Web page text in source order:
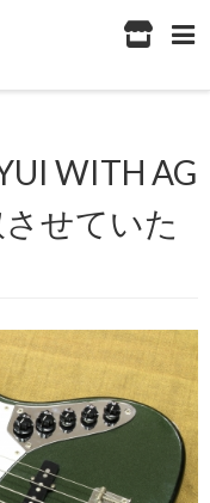
WITH AG
せていた